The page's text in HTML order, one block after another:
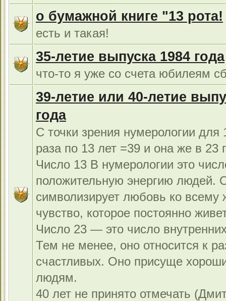
о бумажной книге "13 рота!
есть и такая!
35-летие выпуска 1984 года
что-то я уже со счета юбилеям
39-летие или 40-летие
года
С точки зрения нумерологии для
раза по 13 лет =39 и она же в 23
Число 13 В нумерологии это
положительную энергию людей.
символизирует любовь ко всему
чувство, которое постоянно
Число 23 — это число
Тем не менее, оно относится к
счастливых. Оно присуще
людям.
40 лет не принято отмечать